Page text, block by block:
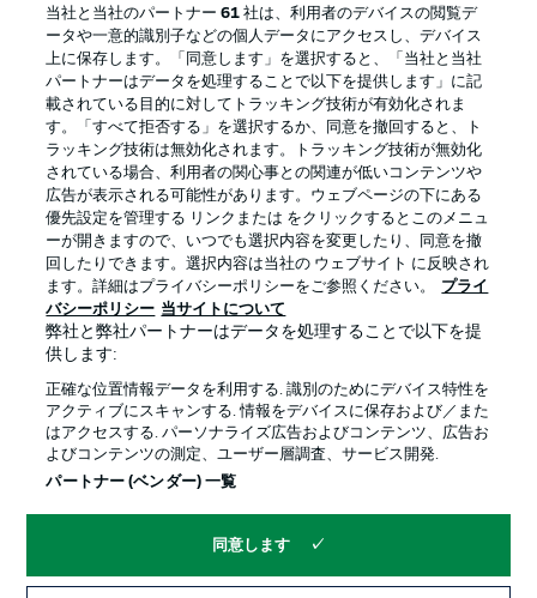
プライバシー・ポリシー 優先設定を管理する
利用条件 放送局
求人 選手
当サイトについて
© 2026 Bundesliga-Gruppe GmbH
言語をお選びください
当社と当社のパートナー61 社は、利用者のデバイスの閲覧デ
ータや一意的識別子などの個人データにアクセスし、デバイス
上に保存します。「同意します」を選択すると、「当社と当社
パートナーはデータを処理することで以下を提供します」に記
載されている目的に対してトラッキング技術が有効化されま
す。「すべて拒否する」を選択するか、同意を撤回すると、ト
ラッキング技術は無効化されます。トラッキング技術が無効化
されている場合、利用者の関心事との関連が低いコンテンツや
広告が表示される可能性があります。ウェブページの下にある
優先設定を管理する リンクまたは をクリックするとこのメニュ
ーが開きますので、いつでも選択内容を変更したり、同意を撤
回したりできます。選択内容は当社の ウェブサイト に反映され
ます。詳細はプライバシーポリシーをご参照ください。
プライ
バシーポリシー 当サイトについて
弊社と弊社パートナーはデータを処理することで以下を提
供します:
正確な位置情報データを利用する. 識別のためにデバイス特性を
アクティブにスキャンする. 情報をデバイスに保存および／また
はアクセスする. パーソナライズ広告およびコンテンツ、広告お
よびコンテンツの測定、ユーザー層調査、サービス開発.
パートナー (ベンダー) 一覧
同意します